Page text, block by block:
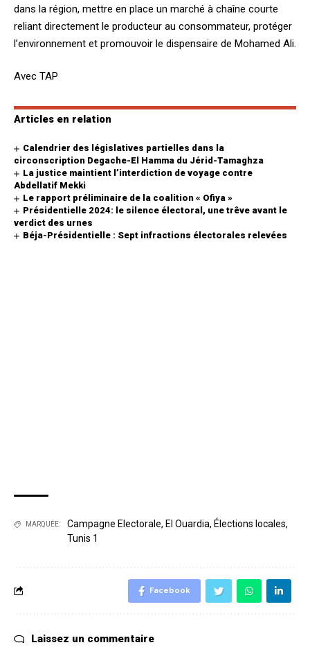
dans la région, mettre en place un marché à chaîne courte
reliant directement le producteur au consommateur, protéger
l’environnement et promouvoir le dispensaire de Mohamed Ali.
Avec TAP
Articles en relation
Calendrier des législatives partielles dans la
circonscription Degache-El Hamma du Jérid-Tamaghza
La justice maintient l’interdiction de voyage contre
Abdellatif Mekki
Le rapport préliminaire de la coalition « Ofiya »
Présidentielle 2024: le silence électoral, une trêve avant le
verdict des urnes
Béja-Présidentielle : Sept infractions électorales relevées
MARQUÉE: Campagne Electorale, El Ouardia, Élections locales,
Tunis 1
Facebook
Laissez un commentaire